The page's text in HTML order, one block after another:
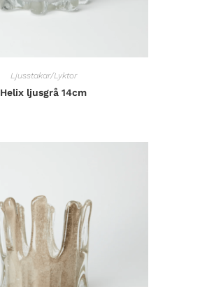
Ljusstakar/Lyktor
Helix ljusgrå 14cm